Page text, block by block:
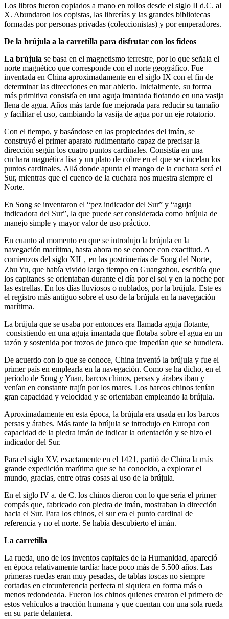
Los libros fueron copiados a mano en rollos desde el siglo II d.C. al
X. Abundaron los copistas, las librerías y las grandes bibliotecas
formadas por personas privadas (coleccionistas) y por emperadores.
De la brújula a la carretilla para disfrutar con los fideos
La brújula se basa en el magnetismo terrestre, por lo que señala el
norte magnético que corresponde con el norte geográfico. Fue
inventada en China aproximadamente en el siglo IX con el fin de
determinar las direcciones en mar abierto. Inicialmente, su forma
más primitiva consistía en una aguja imantada flotando en una vasija
llena de agua. Años más tarde fue mejorada para reducir su tamaño
y facilitar el uso, cambiando la vasija de agua por un eje rotatorio.
Con el tiempo, y basándose en las propiedades del imán, se
construyó el primer aparato rudimentario capaz de precisar la
dirección según los cuatro puntos cardinales. Consistía en una
cuchara magnética lisa y un plato de cobre en el que se cincelan los
puntos cardinales. Allá donde apunta el mango de la cuchara será el
Sur, mientras que el cuenco de la cuchara nos muestra siempre el
Norte.
En Song se inventaron el “pez indicador del Sur” y “aguja
indicadora del Sur”, la que puede ser considerada como brújula de
manejo simple y mayor valor de uso práctico.
En cuanto al momento en que se introdujo la brújula en la
navegación marítima, hasta ahora no se conoce con exactitud. A
comienzos del siglo XII，en las postrimerías de Song del Norte,
Zhu Yu, que había vivido largo tiempo en Guangzhou, escribía que
los capitanes se orientaban durante el día por el sol y en la noche por
las estrellas. En los días lluviosos o nublados, por la brújula. Este es
el registro más antiguo sobre el uso de la brújula en la navegación
marítima.
La brújula que se usaba por entonces era llamada aguja flotante,
consistiendo en una aguja imantada que flotaba sobre el agua en un
tazón y sostenida por trozos de junco que impedían que se hundiera.
De acuerdo con lo que se conoce, China inventó la brújula y fue el
primer país en emplearla en la navegación. Como se ha dicho, en el
período de Song y Yuan, barcos chinos, persas y árabes iban y
venían en constante trajín por los mares. Los barcos chinos tenían
gran capacidad y velocidad y se orientaban empleando la brújula.
Aproximadamente en esta época, la brújula era usada en los barcos
persas y árabes. Más tarde la brújula se introdujo en Europa con
capacidad de la piedra imán de indicar la orientación y se hizo el
indicador del Sur.
Para el siglo XV, exactamente en el 1421, partió de China la más
grande expedición marítima que se ha conocido, a explorar el
mundo, gracias, entre otras cosas al uso de la brújula.
En el siglo IV a. de C. los chinos dieron con lo que sería el primer
compás que, fabricado con piedra de imán, mostraban la dirección
hacia el Sur. Para los chinos, el sur era el punto cardinal de
referencia y no el norte. Se había descubierto el imán.
La carretilla
La rueda, uno de los inventos capitales de la Humanidad, apareció
en época relativamente tardía: hace poco más de 5.500 años. Las
primeras ruedas eran muy pesadas, de tablas toscas no siempre
cortadas en circunferencia perfecta ni siquiera en forma más o
menos redondeada. Fueron los chinos quienes crearon el primero de
estos vehículos a tracción humana y que cuentan con una sola rueda
en su parte delantera.